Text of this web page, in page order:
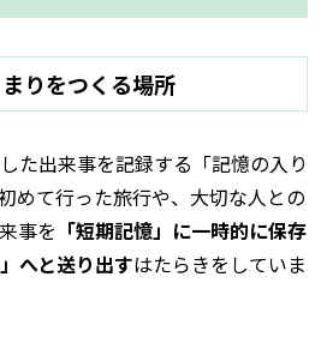
りをつくる場所
た出来事を記録する「記憶の入り
めて行った旅行や、大切な人との
事を 「短期記憶」に一時的に保存
へと送り出すはたらきをしていま